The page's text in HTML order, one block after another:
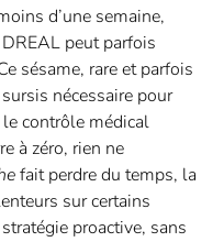
d’une semaine,
peut parfois
sésame, rare et parfois
nécessaire pour
contrôle médical
à zéro, rien ne
fait perdre du temps, la
sur certains
proactive, sans